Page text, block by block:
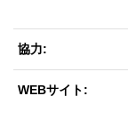
協力
WEBサイト